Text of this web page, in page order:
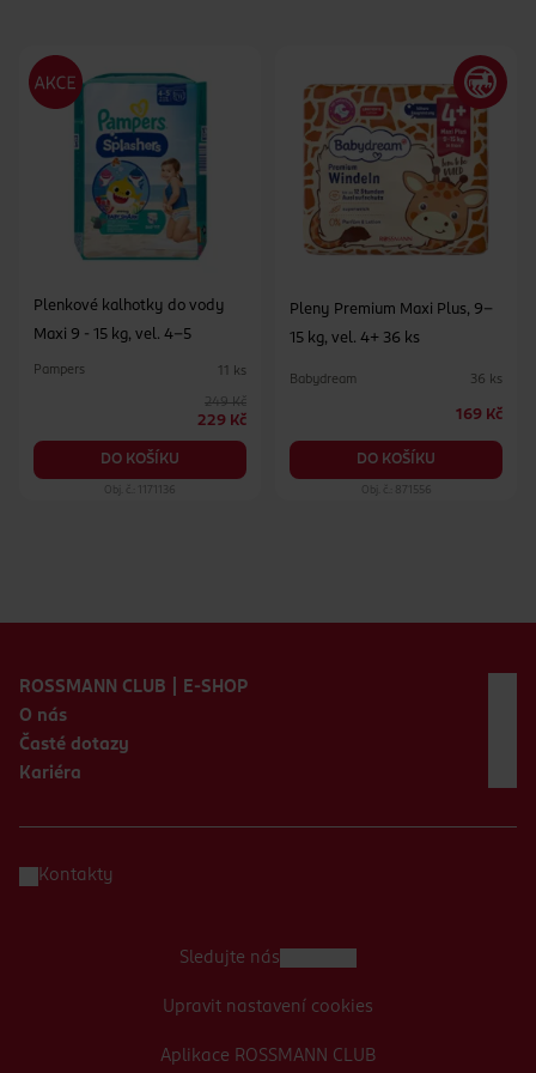
Plenkové kalhotky do vody
Maxi 9 - 15 kg, vel. 4-5
Pampers 11 ks
249 Kč
229 Kč
DO KOŠÍKU
Pleny Premium Maxi Plus, 9–
15 kg, vel. 4+ 36 ks
Babydream 36 ks
169 Kč
DO KOŠÍKU
Obj. č.: 871556
ROSSMANN CLUB | E-SHOP
O nás
Časté dotazy
Kariéra
Kontakty
Aplikace ROSSMANN CLUB
Sledujte nás
Upravit nastavení cookies